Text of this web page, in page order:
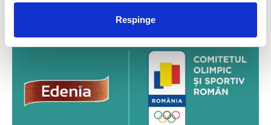
Respinge
FUELLED BY